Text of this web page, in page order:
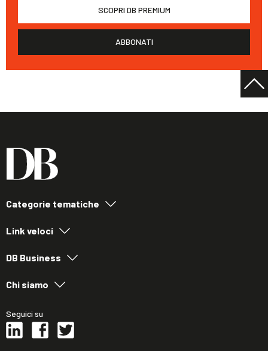
SCOPRI DB PREMIUM
ABBONATI
Categorie tematiche
Link veloci
DB Business
Chi siamo
Seguici su